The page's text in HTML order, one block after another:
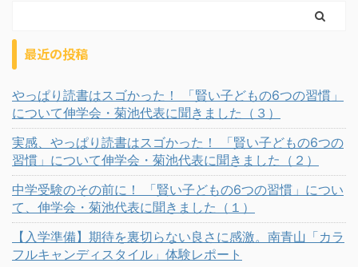
最近の投稿
やっぱり読書はスゴかった！ 「賢い子どもの6つの習慣」
について伸学会・菊池代表に聞きました（３）
実感、やっぱり読書はスゴかった！ 「賢い子どもの6つの
習慣」について伸学会・菊池代表に聞きました（２）
中学受験のその前に！ 「賢い子どもの6つの習慣」につい
て、伸学会・菊池代表に聞きました（１）
【入学準備】期待を裏切らない良さに感激。南青山「カラ
フルキャンディスタイル」体験レポート